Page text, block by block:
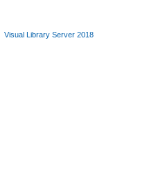
Visual Library Server 2018